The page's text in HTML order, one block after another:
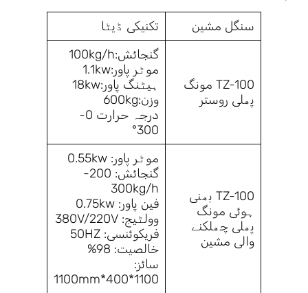
سنگل مشین تکنیکی ڈیٹا
TZ-100 مونگ
پھلی روستر
گنجائش:100kg/h
موٹر پاور:1.1kw
ہیٹنگ پاور:18kw
وزن:600kg
درجہ حرارت 0-
300°
TZ-100 بھنی
ہوئی مونگ
پھلی چھلکنے
والی مشین
موٹر پاور: 0.55kw
گنجائش: 200-
300kg/h
فین پاور: 0.75kw
وولٹیج: 380V/220V
فریکوئنسی: 50HZ
خالصیت: 98%
سائز:
1100*400*1100mm